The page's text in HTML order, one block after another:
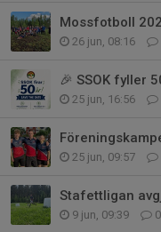
Mossfotboll
26 jun, 08:16
25 jun, 16:56
25 jun, 09:57
Stafettligan
9 jun, 09:39 0